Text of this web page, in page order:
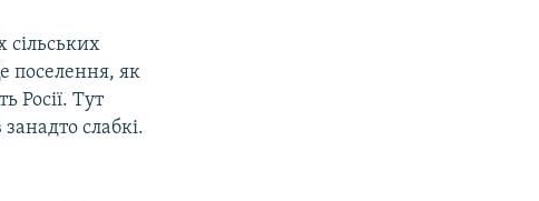
сільських
поселення, як
Росії. Тут
слабкі.